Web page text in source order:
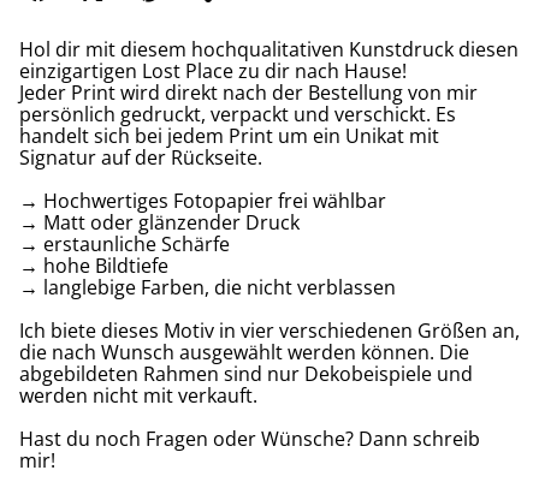
Hol dir mit diesem hochqualitativen Kunstdruck diesen
einzigartigen Lost Place zu dir nach Hause!
Jeder Print wird direkt nach der Bestellung von mir
persönlich gedruckt, verpackt und verschickt. Es
handelt sich bei jedem Print um ein Unikat mit
Signatur auf der Rückseite.
→ Hochwertiges Fotopapier frei wählbar
→ Matt oder glänzender Druck
→ erstaunliche Schärfe
→ hohe Bildtiefe
→ langlebige Farben, die nicht verblassen
Ich biete dieses Motiv in vier verschiedenen Größen an,
die nach Wunsch ausgewählt werden können. Die
abgebildeten Rahmen sind nur Dekobeispiele und
werden nicht mit verkauft.
Hast du noch Fragen oder Wünsche? Dann schreib
mir!